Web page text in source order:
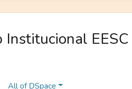
Institucional EESC
All of DSpace